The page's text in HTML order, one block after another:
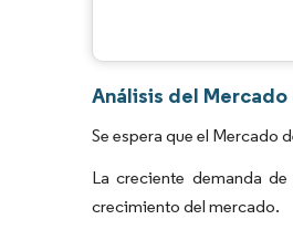
Análisis del
Se espera que el Mercado
La creciente demanda
crecimiento del mercado.